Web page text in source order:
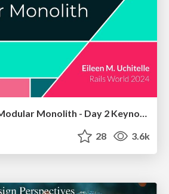
The Myth of the Modular Monolith - Day 2 Keynote - Rails World 2024
28 3.6k